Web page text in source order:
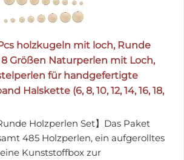
holzkugeln mit loch, Runde
Größen Naturperlen mit Loch,
für handgefertigte
Halskette (6, 8, 10, 12, 14, 16, 18,
Holzperlen Set】Das Paket
485 Holzperlen, ein aufgerolltes
Kunststoffbox zur